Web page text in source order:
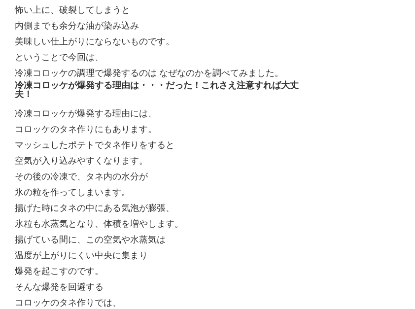
怖い上に、破裂してしまうと
内側までも余分な油が染み込み
美味しい仕上がりにならないものです。
ということで今回は、
冷凍コロッケの調理で爆発するのは なぜなのかを調べてみました。
冷凍コロッケが爆発する理由は・・・だった！これさえ注意すれば大丈
夫！
冷凍コロッケが爆発する理由には、
コロッケのタネ作りにもあります。
マッシュしたポテトでタネ作りをすると
空気が入り込みやすくなります。
その後の冷凍で、タネ内の水分が
氷の粒を作ってしまいます。
揚げた時にタネの中にある気泡が膨張、
氷粒も水蒸気となり、体積を増やします。
揚げている間に、この空気や水蒸気は
温度が上がりにくい中央に集まり
爆発を起こすのです。
そんな爆発を回避する
コロッケのタネ作りでは、